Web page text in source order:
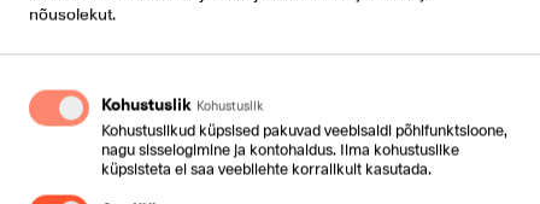
konkreetsetele töötajatele ülesande
kindlate küsimuste lahendamiseks
nõusolekut.
Kohustuslik Kohustuslik
Kohustuslikud küpsised pakuvad veebisaidi põhifunktsioone,
nagu sisselogimine ja kontohaldus. Ilma kohustuslike
küpsisteta ei saa veebilehte korralikult kasutada.